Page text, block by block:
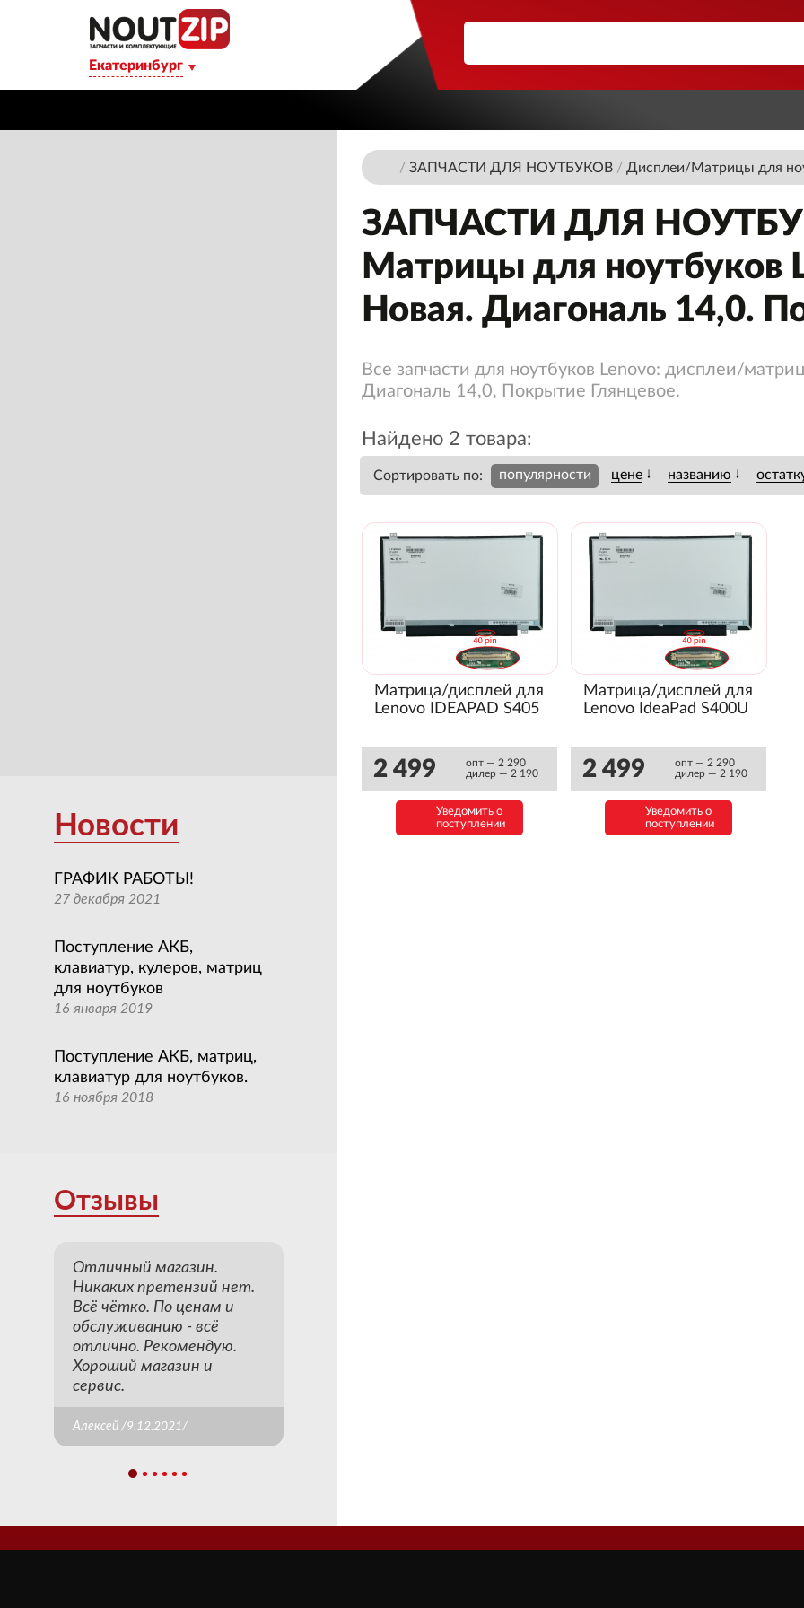
Екатеринбург
Новости
ГРАФИК РАБОТЫ!
27 декабря 2021
Поступление АКБ,
клавиатур, кулеров, матриц
для ноутбуков
16 января 2019
Поступление АКБ, матриц,
клавиатур для ноутбуков.
16 ноября 2018
Отзывы
Отличный магазин.
Никаких претензий нет.
Всё чётко. По ценам и
обслуживанию - всё
отлично. Рекомендую.
Хороший магазин и
сервис.
Алексей /9.12.2021/
/ЗАПЧАСТИ ДЛЯ НОУТБУКОВ /Дисплеи/Матрицы для
ЗАПЧАСТИ ДЛЯ
Матрицы для ноутбуков
Новая. Диагональ 14,0.
Все запчасти для ноутбуков Lenovo: дисплеи/
Диагональ 14,0, Покрытие Глянцевое.
Найдено 2 товара:
Сортировать по: популярности цене ↓ названию ↓
Матрица/дисплей для
Lenovo IDEAPAD S405
2 499
опт — 2 290
дилер — 2 190
Уведомить о
поступлении
Матрица/дисплей для
Lenovo IdeaPad S400U
2 499
опт — 2 290
дилер — 2 190
Уведомить о
поступлении